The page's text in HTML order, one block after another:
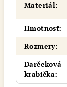
Materiál:
Hmotnosť:
Rozmery:
Darčeková
krabička: